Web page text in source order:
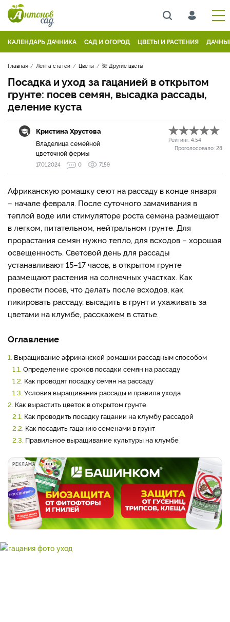
КАЛЕНДАРЬ ДАЧНИКА САД И ОГОРОД ЦВЕТЫ И РАСТЕНИЯ
Главная Лента статей Цветы 🌺 Другие цветы
Посадка и уход за гацанией в открытом
грунте: посев семян, высадка рассады,
деление куста
Кристина Хрустова
Владелица семейной
цветочной фермы
Рейтинг: 4.54
Проголосовало: 28
17.01.2024 0 7159
Африканскую ромашку сеют на рассаду в конце января
– начале февраля. После суточного замачивания в
теплой воде или стимуляторе роста семена размещают
в легком, питательном, нейтральном грунте. Для
прорастания семян нужно тепло, для всходов – хорошая
освещенность. Световой день для рассады
устанавливают 15–17 часов, в открытом грунте
размещают растения на солнечных участках. Как
провести посев, что делать после всходов, как
пикировать рассаду, высадить в грунт и ухаживать за
цветами на клумбе, расскажем в статье.
Оглавление
1. Выращивание африканской ромашки рассадным способом
1.1. Определение сроков посадки семян на рассаду
1.2. Как проводят посадку семян на рассаду
1.3. Условия выращивания рассады и правила ухода
2. Как вырастить цветок в открытом грунте
2.1. Как проводить посадку гацании на клумбу рассадой
2.2. Как посадить гацанию семенами в грунт
2.3. Правильное выращивание культуры на клумбе
РЕКЛАМА